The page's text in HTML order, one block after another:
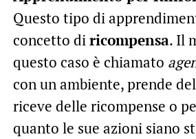
Questo tipo di
concetto diricompensa. Il
questo caso è chiamato
con un ambiente, prende
riceve delle ricompense o
quanto le sue azioni siano